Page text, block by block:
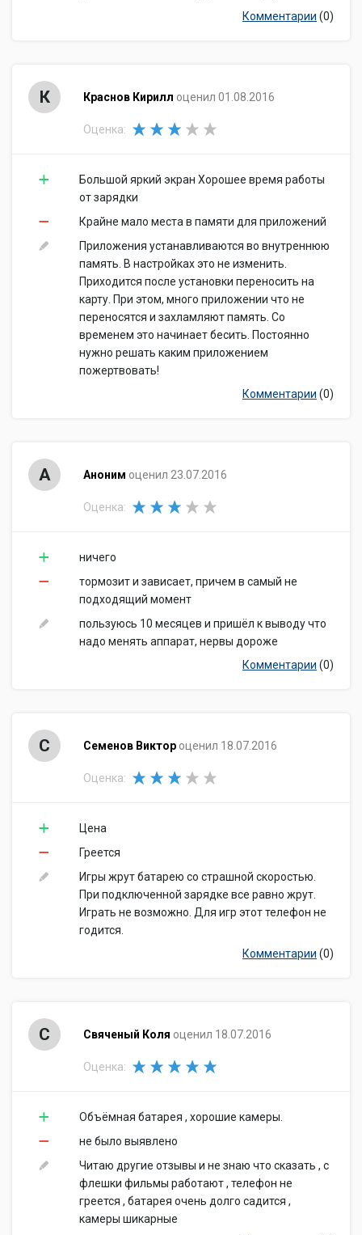
Комментарии (0)
К Краснов Кирилл оценил 01.08.2016
Оценка:
Большой яркий экран Хорошее время работы
от зарядки
Крайне мало места в памяти для приложений
Приложения устанавливаются во внутреннюю
память. В настройках это не изменить.
Приходится после установки переносить на
карту. При этом, много приложении что не
переносятся и захламляют память. Со
временем это начинает бесить. Постоянно
нужно решать каким приложением
пожертвовать!
Комментарии (0)
А Аноним оценил 23.07.2016
Оценка:
ничего
тормозит и зависает, причем в самый не
подходящий момент
пользуюсь 10 месяцев и пришёл к выводу что
надо менять аппарат, нервы дороже
Комментарии (0)
С Семенов Виктор оценил 18.07.2016
Оценка:
Цена
Греется
Игры жрут батарею со страшной скоростью.
При подключенной зарядке все равно жрут.
Играть не возможно. Для игр этот телефон не
годится.
Комментарии (0)
С Свяченый Коля оценил 18.07.2016
Оценка:
Объёмная батарея , хорошие камеры.
не было выявлено
Читаю другие отзывы и не знаю что сказать , с
флешки фильмы работают , телефон не
греется , батарея очень долго садится ,
камеры шикарные